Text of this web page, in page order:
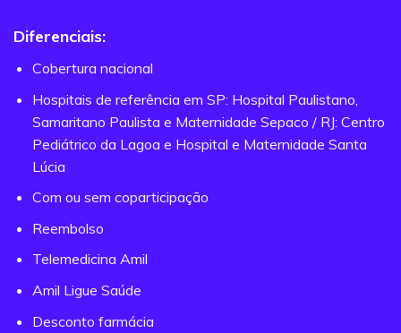
Diferenciais:
Cobertura nacional
Hospitais de referência em SP: Hospital Paulistano,
Samaritano Paulista e Maternidade Sepaco / RJ: Centro
Pediátrico da Lagoa e Hospital e Maternidade Santa
Lúcia
Com ou sem coparticipação
Reembolso
Telemedicina Amil
Amil Ligue Saúde
Desconto farmácia